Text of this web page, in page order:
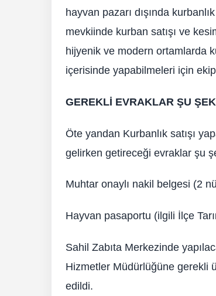
hayvan pazarı dışında
mevkiinde kurban satışı ve
hijyenik ve modern ortamlarda
içerisinde yapabilmeleri için
GEREKLİ EVRAKLAR ŞU
Öte yandan Kurbanlık satışı
gelirken getireceği evraklar şu
Muhtar onaylı nakil belgesi (2
Hayvan pasaportu (ilgili İlçe
Sahil Zabıta Merkezinde
Hizmetler Müdürlüğüne gerekli
edildi.